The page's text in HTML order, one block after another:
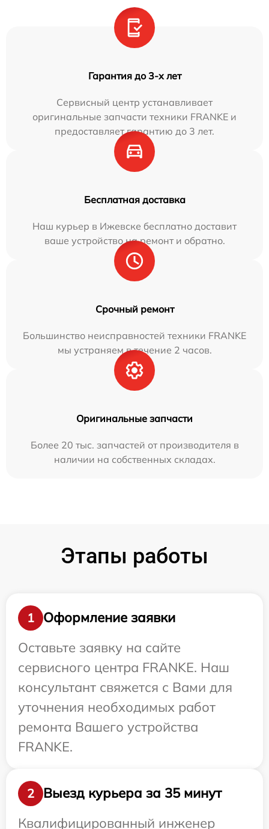
Гарантия до 3-х лет
Сервисный центр устанавливает
оригинальные запчасти техники FRANKE и
предоставляет гарантию до 3 лет.
Бесплатная доставка
Наш курьер в Ижевске бесплатно доставит
ваше устройство на ремонт и обратно.
Срочный ремонт
Большинство неисправностей техники FRANKE
мы устраняем в течение 2 часов.
Оригинальные запчасти
Более 20 тыс. запчастей от производителя в
наличии на собственных складах.
Этапы работы
1
Оформление заявки
Оставьте заявку на сайте
сервисного центра FRANKE. Наш
консультант свяжется с Вами для
уточнения необходимых работ
ремонта Вашего устройства
FRANKE.
2
Выезд курьера за 35 минут
Квалифицированный инженер